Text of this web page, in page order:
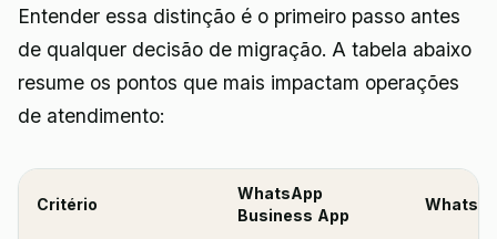
Entender essa distinção é o primeiro passo antes
de qualquer decisão de migração. A tabela abaixo
resume os pontos que mais impactam operações
de atendimento:
Critério
WhatsApp
Business App